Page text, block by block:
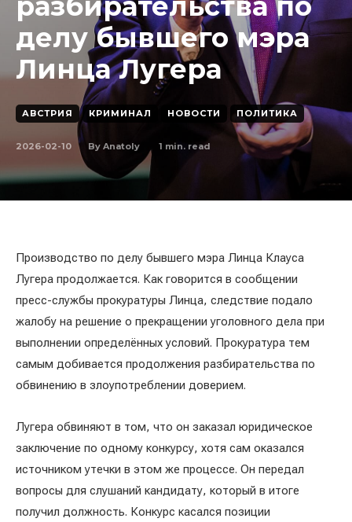
делу бывшего мэра
Линца Лугера
АВСТРИЯ КРИМИНАЛ НОВОСТИ ПОЛИТИКА
2026-02-10 By Anatoly 1 min. read
Производство по делу бывшего мэра Линца Клауса
Лугера продолжается. Как говорится в сообщении
пресс-службы прокуратуры Линца, следствие подало
жалобу на решение о прекращении уголовного дела при
выполнении определённых условий. Прокуратура тем
самым добивается продолжения разбирательства по
обвинению в злоупотреблении доверием.
Лугера обвиняют в том, что он заказал юридическое
заключение по одному конкурсу, хотя сам оказался
источником утечки в этом же процессе. Он передал
вопросы для слушаний кандидату, который в итоге
получил должность. Конкурс касался позиции